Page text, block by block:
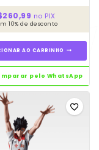
no PIX
10% de desconto
AO CARRINHO
pelo WhatsApp